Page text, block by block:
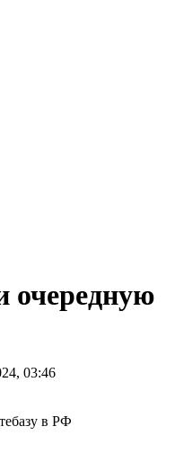
очередную
03:46